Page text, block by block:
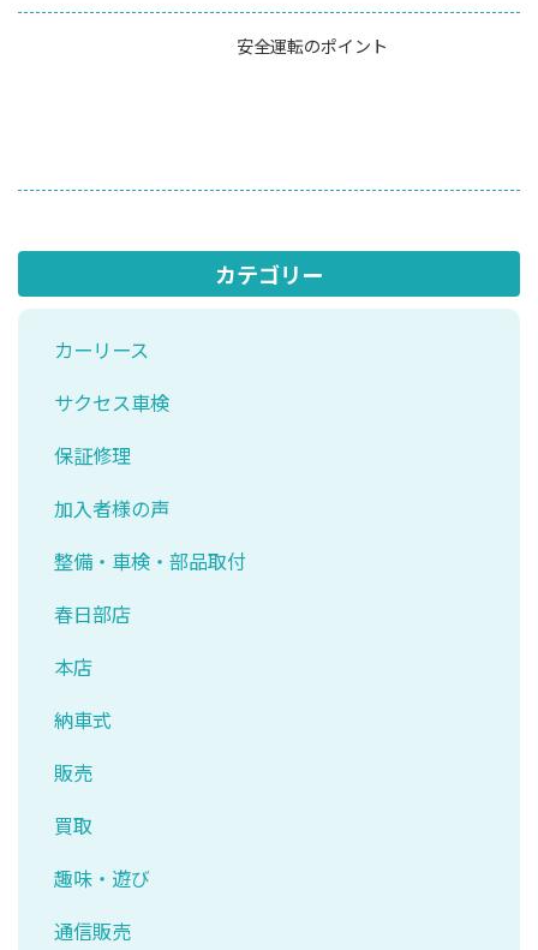
安全運転のポイント
カテゴリー
カーリース
サクセス車検
保証修理
加入者様の声
整備・車検・部品取付
春日部店
本店
納車式
販売
買取
趣味・遊び
通信販売